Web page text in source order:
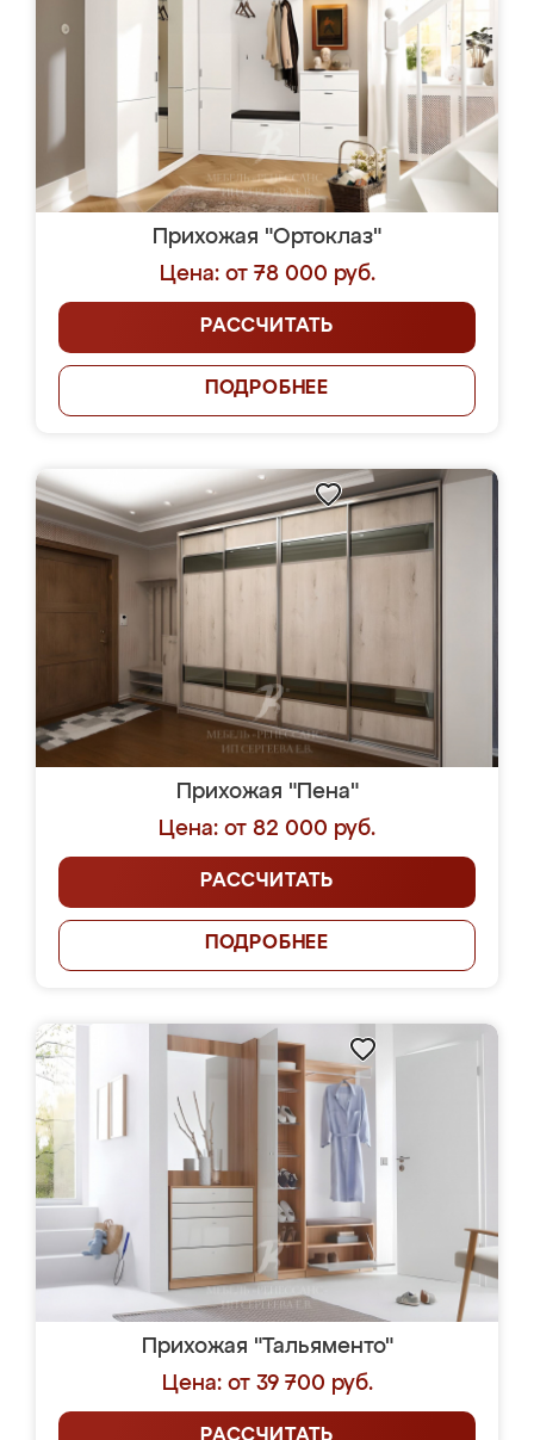
Прихожая "Ортоклаз"
Цена: от 78 000 руб.
РАССЧИТАТЬ
ПОДРОБНЕЕ
Прихожая "Пена"
Цена: от 82 000 руб.
РАССЧИТАТЬ
ПОДРОБНЕЕ
Прихожая "Тальяменто"
Цена: от 39 700 руб.